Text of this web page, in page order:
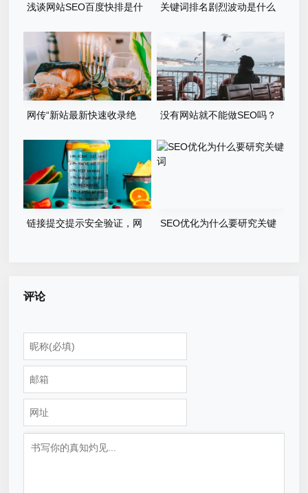
浅谈网站SEO百度快排是什
关键词排名剧烈波动是什么
网传“新站最新快速收录绝
没有网站就不能做SEO吗？
链接提交提示安全验证，网
SEO优化为什么要研究关键
评论